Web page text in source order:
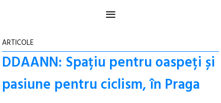
≡
ARTICOLE
DDAANN: Spațiu pentru oaspeți și
pasiune pentru ciclism, în Praga